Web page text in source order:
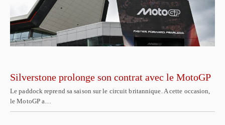
Silverstone prolonge son contrat avec le MotoGP
Le paddock reprend sa saison sur le circuit britannique. A cette occasion,
le MotoGP a…